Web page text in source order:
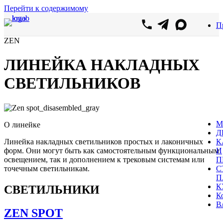
Перейти к содержимому
И
ZEN
ЛИНЕЙКА НАКЛАДНЫХ
СВЕТИЛЬНИКОВ
О линейке
Линейка накладных светильников простых и лаконичных
форм. Они могут быть как самостоятельным функциональным
освещением, так и дополнением к трековым системам или
точечным светильникам.
СВЕТИЛЬНИКИ
ZEN SPOT